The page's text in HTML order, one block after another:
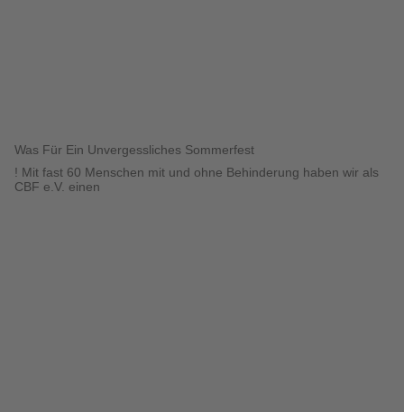
Was Für Ein Unvergessliches Sommerfest
! Mit fast 60 Menschen mit und ohne Behinderung haben wir als
CBF e.V. einen